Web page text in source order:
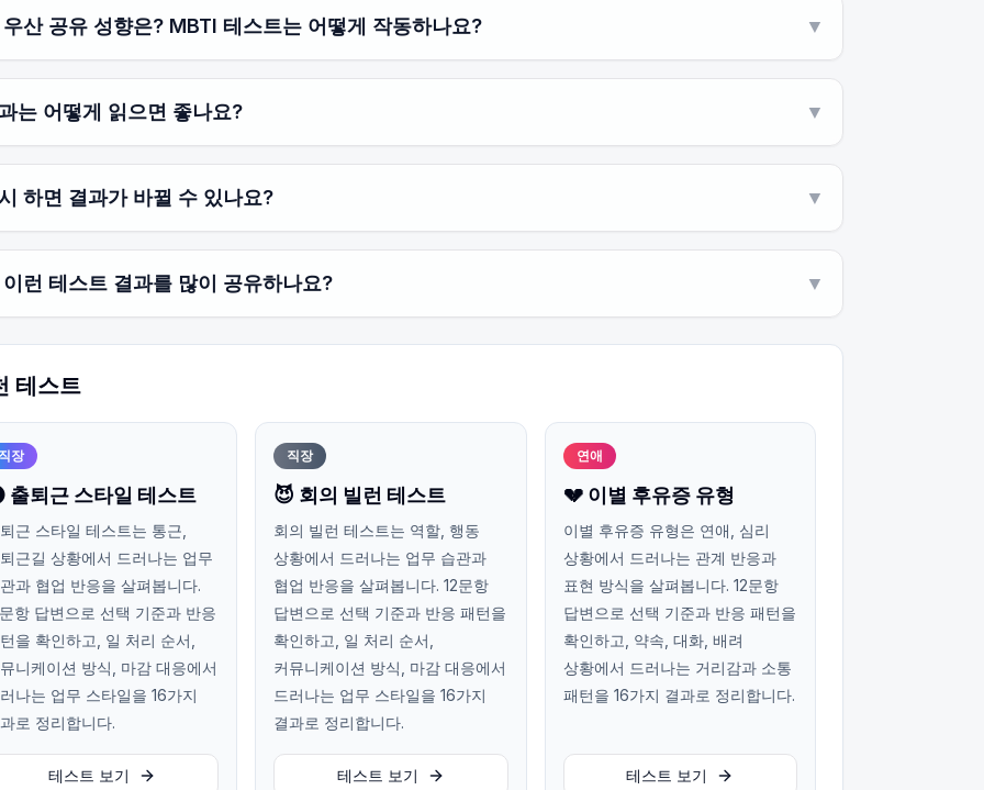
산 공유 성향은? MBTI 테스트는 어떻게 작동하나요? ▼
는 어떻게 읽으면 좋나요? ▼
하면 결과가 바뀔 수 있나요? ▼
런 테스트 결과를 많이 공유하나요? ▼
테스트
장
출퇴근 스타일 테스트
근 스타일 테스트는 통근,
근길 상황에서 드러나는 업무
과 협업 반응을 살펴봅니다.
항 답변으로 선택 기준과 반응
을 확인하고, 일 처리 순서,
니케이션 방식, 마감 대응에서
나는 업무 스타일을 16가지
로 정리합니다.
테스트 보기
직장
😈 회의 빌런 테스트
회의 빌런 테스트는 역할, 행동
상황에서 드러나는 업무 습관과
협업 반응을 살펴봅니다. 12문항
답변으로 선택 기준과 반응 패턴을
확인하고, 일 처리 순서,
커뮤니케이션 방식, 마감 대응에서
드러나는 업무 스타일을 16가지
결과로 정리합니다.
테스트 보기
연애
💔 이별 후유증 유형
이별 후유증 유형은 연애, 심리
상황에서 드러나는 관계 반응과
표현 방식을 살펴봅니다. 12문항
답변으로 선택 기준과 반응 패턴을
확인하고, 약속, 대화, 배려
상황에서 드러나는 거리감과 소통
패턴을 16가지 결과로 정리합니다.
테스트 보기